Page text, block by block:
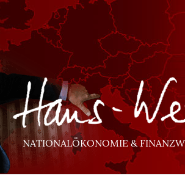
NATIONALÖKONOMIE &